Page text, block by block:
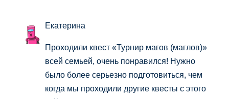
Екатерина
Проходили квест «Турнир магов (маглов)»
всей семьей, очень понравился! Нужно
было более серьезно подготовиться, чем
когда мы проходили другие квесты с этого